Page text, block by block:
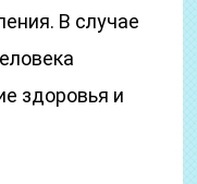
В случае
здоровья и